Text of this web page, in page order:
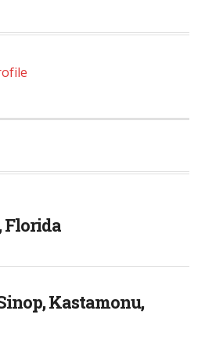
Florida
Kastamonu,